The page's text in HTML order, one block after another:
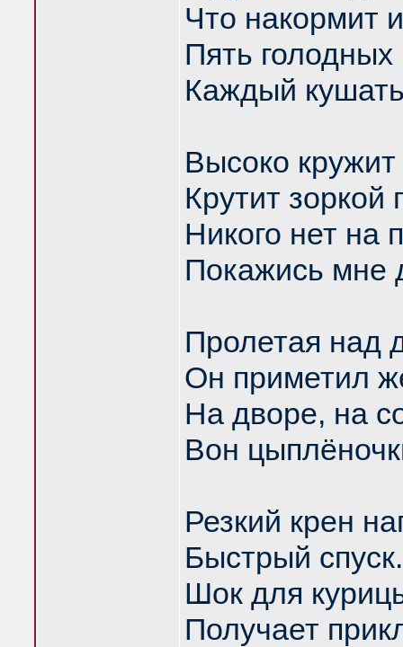
Что накормит
Пять
Каждый
Высоко
Крутит зоркой
Никого нет на
Покажись мне
Пролетая над
Он приметил
На дворе, на
Вон
Резкий крен
Быстрый
Шок для
Получает